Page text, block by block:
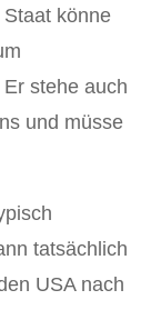
könne
stehe auch
und müsse
tatsächlich
USA nach